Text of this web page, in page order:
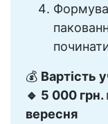
💰 Вартість
🔹 5 000 грн.
вересня